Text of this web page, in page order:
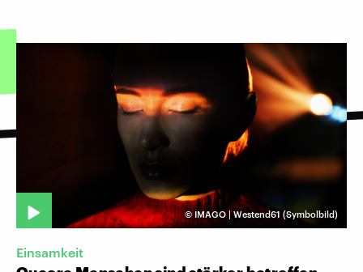
© IMAGO | Westend61 (Symbolbild)
Einsamkeit